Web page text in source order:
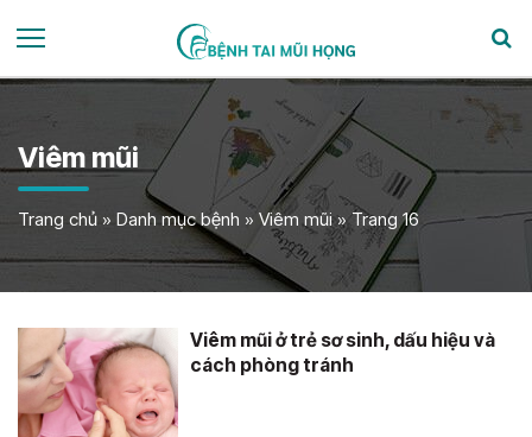
Viêm mũi
Trang chủ » Danh mục bệnh » Viêm mũi»Trang 16
Viêm mũi ở trẻ sơ sinh, dấu hiệu và
cách phòng tránh